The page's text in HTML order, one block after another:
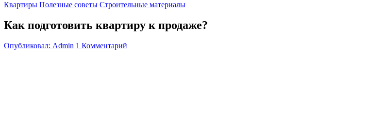
Квартиры Полезные советы Строительные материалы
Как подготовить квартиру к продаже?
Опубликовал: Admin 1 Комментарий